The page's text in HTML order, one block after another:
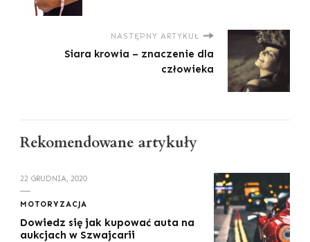
NASTĘPNY ARTYKUŁ
Siara krowia – znaczenie dla
człowieka
Rekomendowane artykuły
22 GRUDNIA, 2020
MOTORYZACJA
Dowiedz się jak kupować auta na
aukcjach w Szwajcarii